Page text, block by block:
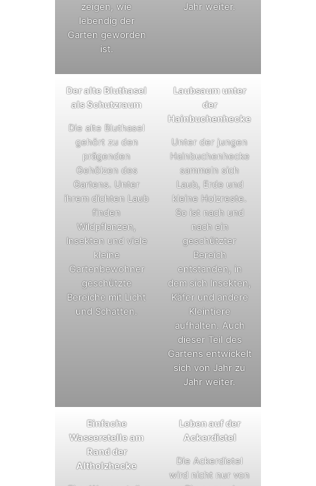
zeigen, wie
lebendig der
Garten geworden
ist.
Jahr weiter.
Der alte Bluthasel
als Schutzraum
Die alte Bluthasel
gehört zu den
prägenden
Gehölzen des
Gartens. Unter
ihrem dichten Laub
finden
Wildpflanzen,
Insekten und viele
kleine
Gartenbewohner
geschützte
Bereiche mit Licht
und Schatten.
Laubsaum unter
der
Hainbuchenhecke
Unter der jungen
Hainbuchenhecke
sammeln sich
Laub, Erde und
kleine Holzreste.
So ist nach und
nach ein
geschützter
Bereich
entstanden, in
dem sich Insekten,
Käfer und andere
Kleintiere
aufhalten. Auch
dieser Teil des
Gartens entwickelt
sich von Jahr zu
Jahr weiter.
Einfache
Wasserstelle am
Rand der
Altholzhecke
Leben auf der
Ackerdistel
Die Ackerdistel
wird nicht nur von